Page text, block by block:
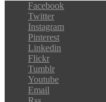
Facebook
Twitter
Instagram
Pinterest
Linkedin
Flickr
Tumblr
Youtube
Email